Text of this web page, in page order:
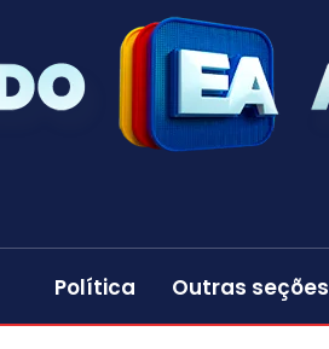
Política Outras seções